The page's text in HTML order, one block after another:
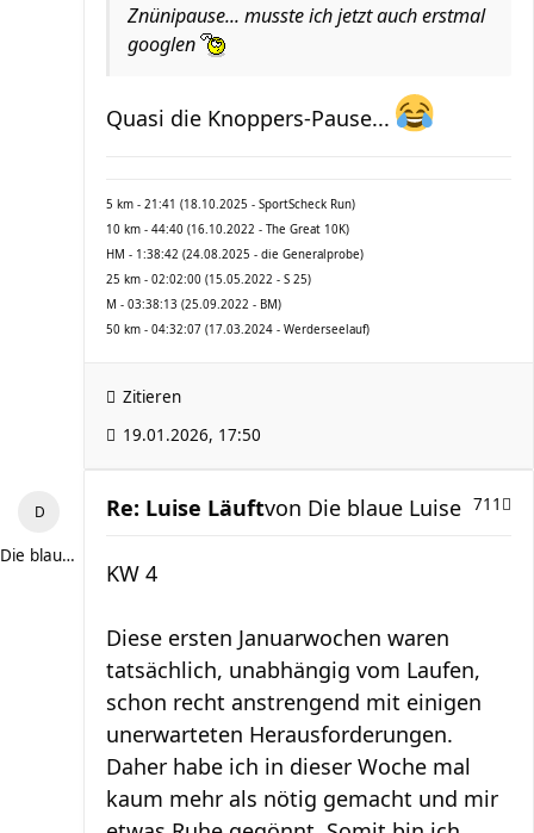
Znünipause... musste ich jetzt auch erstmal
googlen
Quasi die Knoppers-Pause...
5 km - 21:41 (18.10.2025 - SportScheck Run)
10 km - 44:40 (16.10.2022 - The Great 10K)
HM - 1:38:42 (24.08.2025 - die Generalprobe)
25 km - 02:02:00 (15.05.2022 - S 25)
M - 03:38:13 (25.09.2022 - BM)
50 km - 04:32:07 (17.03.2024 - Werderseelauf)
Zitieren
19.01.2026, 17:50
Die blaue Luise
Re: Luise Läuft 711
von Die blaue Luise
KW 4
Diese ersten Januarwochen waren
tatsächlich, unabhängig vom Laufen,
schon recht anstrengend mit einigen
unerwarteten Herausforderungen.
Daher habe ich in dieser Woche mal
kaum mehr als nötig gemacht und mir